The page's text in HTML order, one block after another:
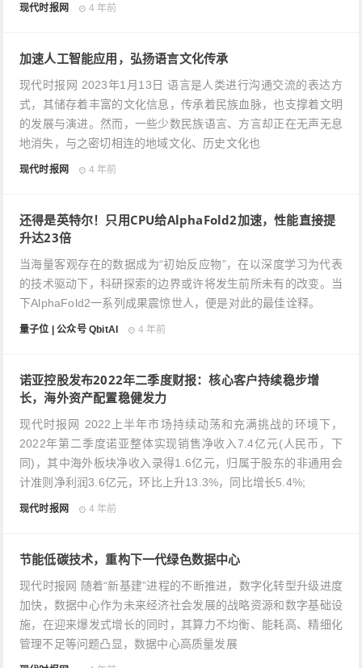
现代时报网 4 年前
加速人工智能应用，弘扬语言文化传承
现代时报网 2023年1月13日 语言是人类进行沟通交流的表达方
式，其储存着丰富的文化信息，传承着民族血脉，也支撑着文明
的发展与演进。然而，一些少数民族语言、方言却正在无声无息
地消失，与之密切相连的地域文化、历史文化也
现代时报网 4 年前
还得是英特尔！只用CPU给AlphaFold2加速，性能直接提
升达23倍
当海量客观存在的数据成为“初始反应物”，在以深度学习为代表
的技术驱动下，科研探索的边界或许将发生前所未有的改变。当
下AlphaFold2一系列成果震惊世人，便是对此的最佳诠释。
量子位 | 公众号 QbitAI 4 年前
诺亚控股发布2022年二季度财报：核心客户持续稳步增
长，海外资产配置稳健发力
现代时报网 2022上半年市场持续动荡和充满挑战的环境下，
2022年第二季度诺亚整体实现销售净收入7.4亿元(人民币，下
同)，其中海外板块净收入录得1.6亿元，归属于股东的非通用会
计准则净利润3.6亿元，环比上升13.3%，同比增长5.4%;
现代时报网 4 年前
节能低碳技术，重构下一代绿色数据中心
现代时报网 随着“新基建”进程的不断推进，数字化转型升级进度
加快，数据中心作为未来经济社会发展的战略资源和数字基础设
施，在迎来爆发式增长的同时，其算力不均衡、能耗高、精细化
管理不足等问题凸显，数据中心高质量发展